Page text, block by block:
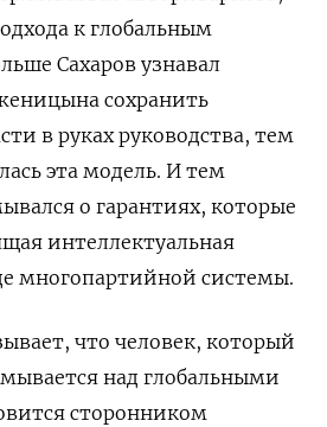
к глобальным
Сахаров узнавал
сохранить
в руках руководства, тем
эта модель. И тем
о гарантиях, которые
интеллектуальная
многопартийной системы.
что человек, который
над глобальными
сторонником